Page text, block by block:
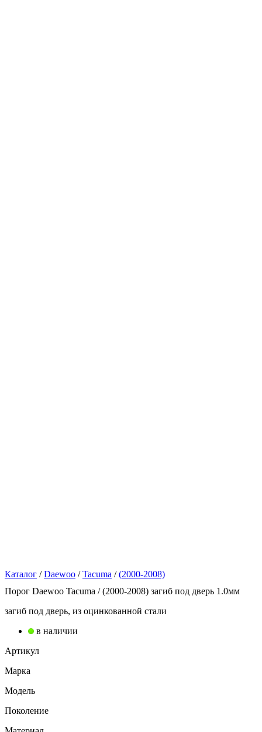
Каталог /Daewoo /Tacuma /(2000-2008)
Порог Daewoo Tacuma / (2000-2008) загиб под дверь 1.0мм
загиб под дверь, из оцинкованной стали
в наличии
Артикул
Марка
Модель
Поколение